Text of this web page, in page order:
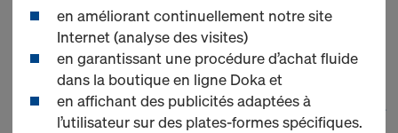
accessoires
246 produits trouvés
en améliorant continuellement notre site
Internet (analyse des visites)
en garantissant une procédure d’achat fluide
dans la boutique en ligne Doka et
en affichant des publicités adaptées à
l’utilisateur sur des plates-formes spécifiques.